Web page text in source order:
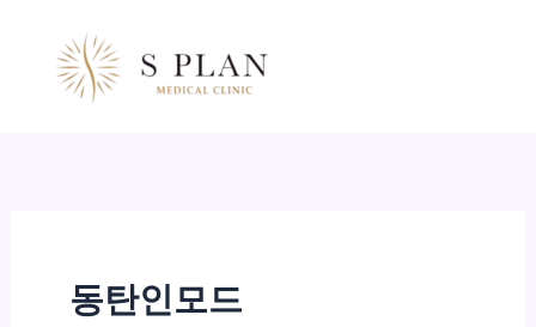
동탄인모드